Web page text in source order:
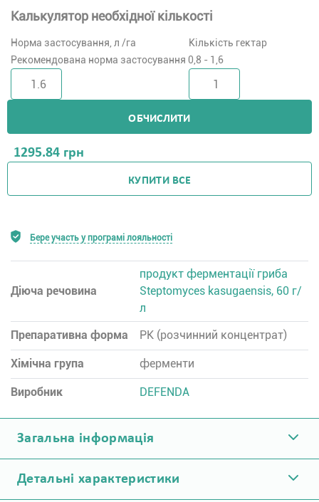
Калькулятор необхідної кількості
Норма застосування, л /га
Кількість гектар
Рекомендована норма застосування 0,8 - 1,6
ОБЧИСЛИТИ
1295.84 грн
КУПИТИ ВСЕ
Бере участь у програмі лояльності
Діюча речовина
продукт ферментації гриба
Steptomyces kasugaensis, 60 г/
л
Препаративна форма
РК (розчинний концентрат)
Хімічна група ферменти
Виробник DEFENDA
Загальна інформація
Детальні характеристики